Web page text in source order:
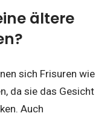
ältere
sich Frisuren wie
da sie das Gesicht
Auch